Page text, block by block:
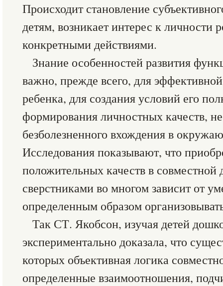
Происходит становление
детям, возникает интерес к личности
конкретными действиями.
Знание особенностей развития
важно, прежде всего, для
ребенка, для создания условий его
формирования личностных качеств,
безболезненного вхождения в
Исследования показывают, что
положительных качеств в совместной
сверстниками во многом зависит от
определенным образом
Так СТ. Якобсон, изучая детей
экспериментально доказала, что
которых объективная логика
определенные взаимоотношения,